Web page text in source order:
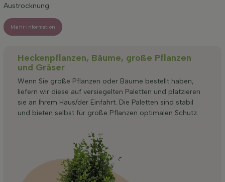
Austrocknung.
Mehr information
Heckenpflanzen, Bäume, große Pflanzen
und Gräser
Wenn Sie große Pflanzen oder Bäume bestellt haben,
liefern wir diese auf versiegelten Paletten und platzieren
sie an Ihrem Haus/der Einfahrt. Die Paletten sind stabil
und bieten selbst für große Pflanzen optimalen Schutz.